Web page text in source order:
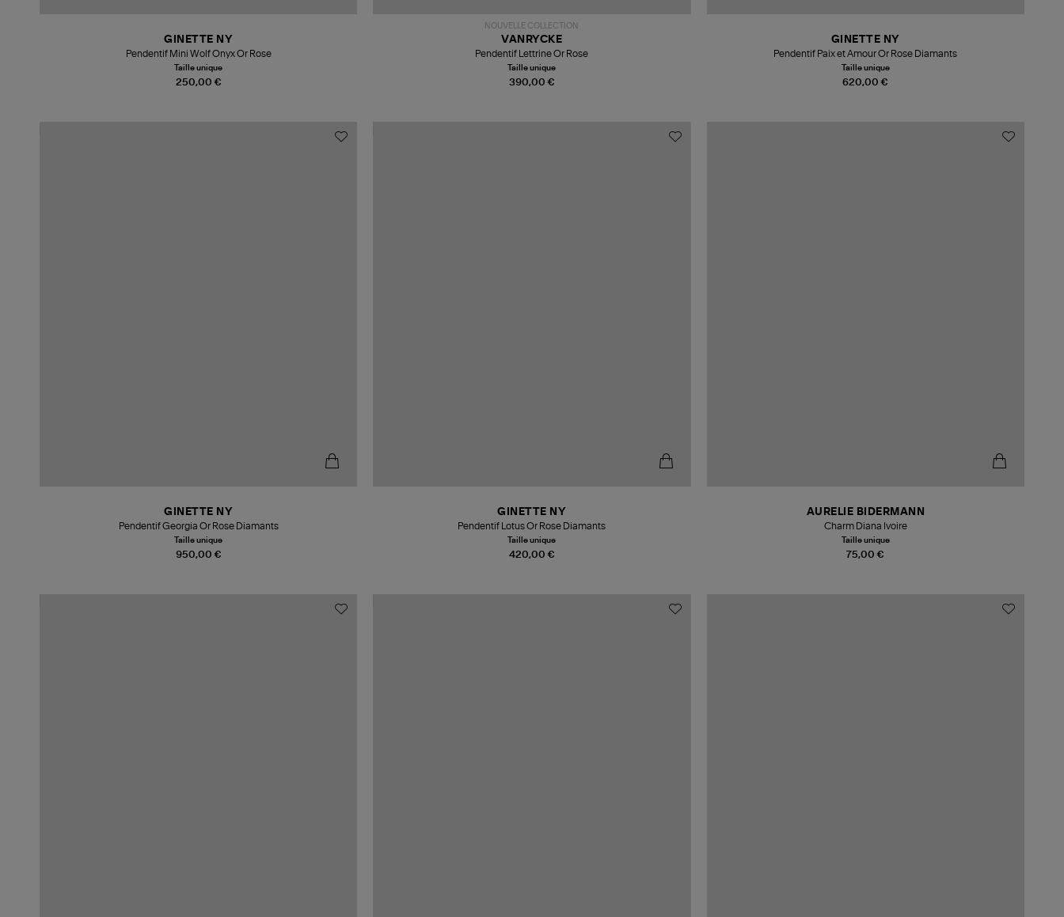
250,00 €
GINETTE NY
Pendentif Mini Wolf Onyx Or Rose
Taille unique
NOUVELLE COLLECTION
390,00 €
VANRYCKE
Pendentif Lettrine Or Rose
Taille unique
620,00 €
GINETTE NY
Pendentif Paix et Amour Or Rose Diamants
Taille unique
950,00 €
GINETTE NY
Pendentif Georgia Or Rose Diamants
Taille unique
420,00 €
GINETTE NY
Pendentif Lotus Or Rose Diamants
Taille unique
75,00 €
AURELIE BIDERMANN
Charm Diana Ivoire
Taille unique